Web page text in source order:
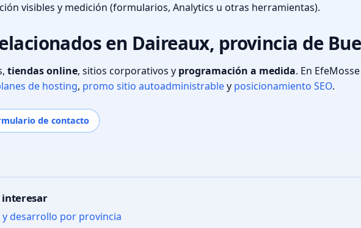
visibles y medición (formularios, Analytics u otras herramientas).
en Daireaux, provincia de
tiendas online, sitios corporativos y programación a medida. En
de hosting, promo sitio autoadministrabley posicionamiento SEO.
de contacto
interesar
y desarrollo por provincia